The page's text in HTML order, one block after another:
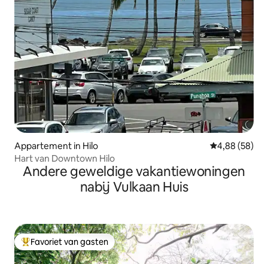
Appartement in Hilo Gemiddelde
4,88 (58)
Hart van Downtown Hilo
Andere geweldige vakantiewoningen
nabij Vulkaan Huis
Topfavoriet van gasten
Favoriet van gasten